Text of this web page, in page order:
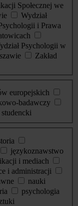
Społecznej we
Wydział
i Prawa
Psychologii w
Zakład
europejskich
badawczy
studencki
językoznawstwo
i mediach
i administracji
nauki
psychologia